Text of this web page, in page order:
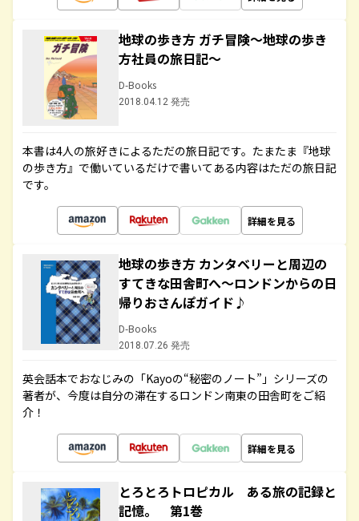
地球の歩き方 ガチ冒険～地球の歩き
方社員の旅日記～
D-Books
2018.04.12 発売
本書は4人の旅好きによるただの旅日記です。たまたま『地球
の歩き方』で働いているだけで書いてある内容はただの旅日記
です。
詳細を見る
地球の歩き方 カンタベリーと周辺の
すてきな田舎町へ～ロンドンからの日
帰りおさんぽガイド♪
D-Books
2018.07.26 発売
英会話本でおなじみの「Kayoの“秘密のノート”」シリーズの
著者が、今度は自分の滞在するロンドン南東の田舎町をご紹
介！
詳細を見る
とろとろトロピカル ある旅の記録と
記憶。 第1巻